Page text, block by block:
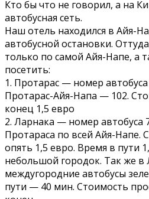
Кто бы что не говорил, а на
автобусная сеть.
Наш отель находился в Айя-
автобусной остановки.
только по самой Айя-Напе, а
посетить:
1. Протарас — номер
Протарас-Айя-Напа — 102.
конец 1,5 евро
2. Ларнака — номер автобуса
Протараса по всей Айя-Напе.
опять 1,5 евро. Время в пути
небольшой городок. Так же в
междугородние автобусы
пути — 40 мин. Стоимость